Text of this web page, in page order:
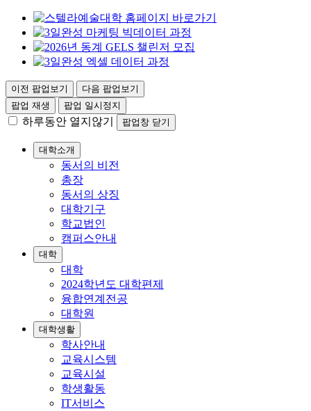
이전 팝업보기
다음 팝업보기
팝업 재생
팝업 일시정지
하루동안 열지않기 팝업창 닫기
대학소개
동서의 비전
총장
동서의 상징
대학기구
학교법인
캠퍼스안내
대학
대학
2024학년도 대학편제
융합연계전공
대학원
대학생활
학사안내
교육시스템
교육시설
학생활동
IT서비스